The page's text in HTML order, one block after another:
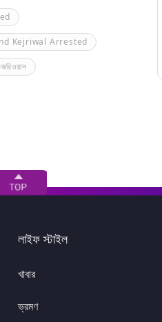
Kejriwal Arrested
লাইফ স্টাইল
খাবার
ভ্রমণ